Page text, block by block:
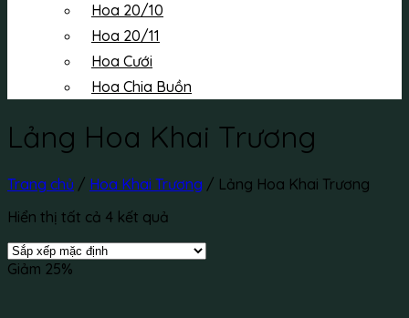
Hoa 20/10
Hoa 20/11
Hoa Cưới
Hoa Chia Buồn
Lảng Hoa Khai Trương
Trang chủ / Hoa Khai Trương / Lảng Hoa Khai Trương
Hiển thị tất cả 4 kết quả
Giảm 25%